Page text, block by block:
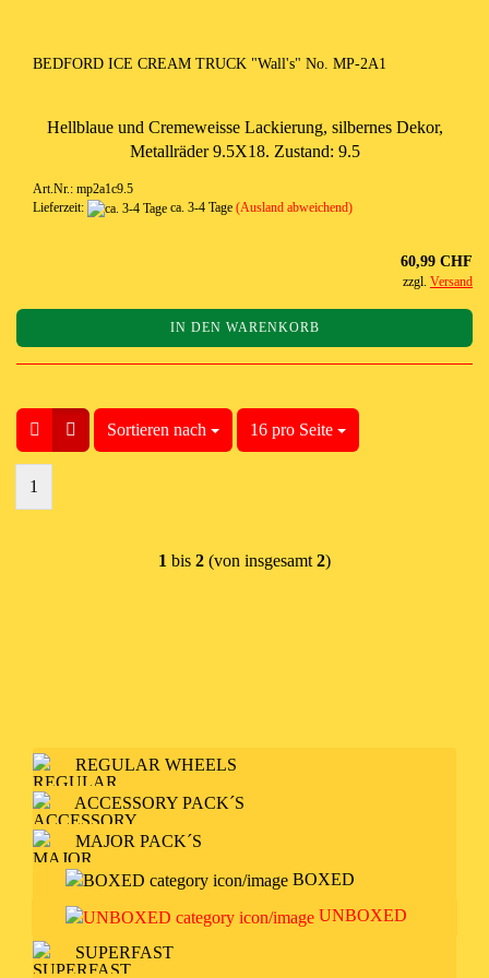
BEDFORD ICE CREAM TRUCK "Wall's" No. MP-2A1
Hellblaue und Cremeweisse Lackierung, silbernes Dekor,
Metallräder 9.5X18. Zustand: 9.5
Art.Nr.: mp2a1c9.5
Lieferzeit:
ca. 3-4 Tage (Ausland abweichend)
60,99 CHF
zzgl. Versand
IN DEN WARENKORB
Sortieren nach
Sortieren nach 16 pro Seite
pro Seite
1
1 bis 2 (von insgesamt 2)
REGULAR WHEELS
ACCESSORY PACK´S
MAJOR PACK´S
BOXED
UNBOXED
SUPERFAST